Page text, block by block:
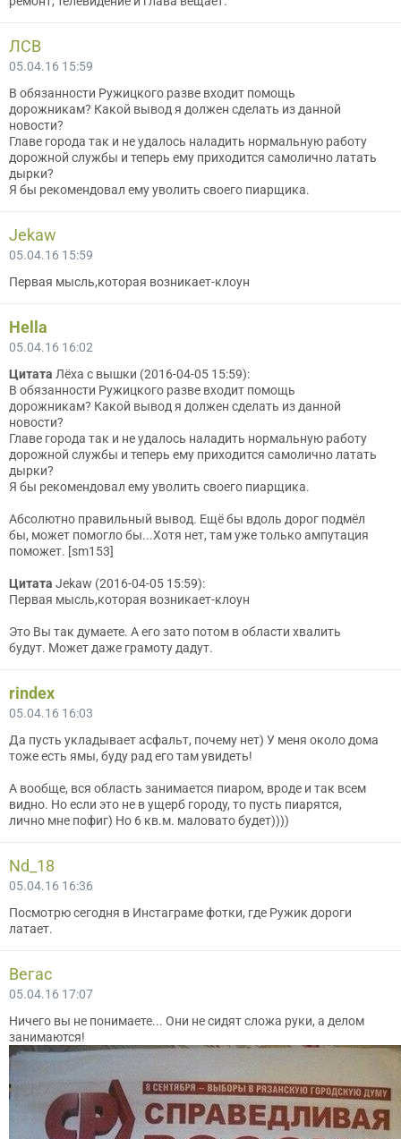
ЛСВ
05.04.16 15:59
В обязанности Ружицкого разве входит помощь
дорожникам? Какой вывод я должен сделать из данной
новости?
Главе города так и не удалось наладить нормальную работу
дорожной службы и теперь ему приходится самолично латать
дырки?
Я бы рекомендовал ему уволить своего пиарщика.
Jekaw
05.04.16 15:59
Первая мысль,которая возникает-клоун
Hella
05.04.16 16:02
Цитата Лёха с вышки (2016-04-05 15:59):
В обязанности Ружицкого разве входит помощь
дорожникам? Какой вывод я должен сделать из данной
новости?
Главе города так и не удалось наладить нормальную работу
дорожной службы и теперь ему приходится самолично латать
дырки?
Я бы рекомендовал ему уволить своего пиарщика.
Абсолютно правильный вывод. Ещё бы вдоль дорог подмёл
бы, может помогло бы...Хотя нет, там уже только ампутация
поможет. [sm153]
Цитата Jekaw (2016-04-05 15:59):
Первая мысль,которая возникает-клоун
Это Вы так думаете. А его зато потом в области хвалить
будут. Может даже грамоту дадут.
rindex
05.04.16 16:03
Да пусть укладывает асфальт, почему нет) У меня около дома
тоже есть ямы, буду рад его там увидеть!
А вообще, вся область занимается пиаром, вроде и так всем
видно. Но если это не в ущерб городу, то пусть пиарятся,
лично мне пофиг) Но 6 кв.м. маловато будет))))
Nd_18
05.04.16 16:36
Посмотрю сегодня в Инстаграме фотки, где Ружик дороги
латает.
Вегас
05.04.16 17:07
Ничего вы не понимаете... Они не сидят сложа руки, а делом
занимаются!